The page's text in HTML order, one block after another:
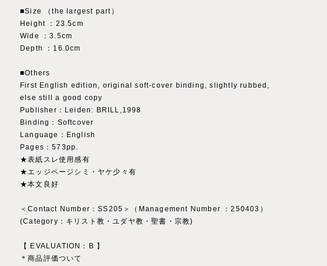
■Size （the largest part）
Height ：23.5cm
Wide ：3.5cm
Depth ：16.0cm
■Others
First English edition, original soft-cover binding, slightly rubbed,
else still a good copy
Publisher：Leiden: BRILL,1998
Binding：Softcover
Language：English
Pages：573pp.
★表紙スレ使用感有
★エッジページシミ・ヤケ少々有
★本文良好
＜Contact Number：SS205＞（Management Number ：250403）
(Category：キリスト教・ユダヤ教・聖書・宗教)
【 EVALUATION：B 】
＊商品評価ついて